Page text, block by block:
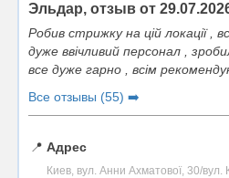
Эльдар, отзыв от
Робив стрижку на цій локації ,
дуже ввічливий персонал ,
все дуже гарно , всім
Все отзывы (55) ➡️
📍 Адрес
Киев, вул. Анни Ахматової, 30/